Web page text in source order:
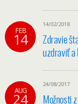
FEB
14
14/02/2018
Zdravie
uzdraviť a
AUG
24
24/08/2017
Možnosti